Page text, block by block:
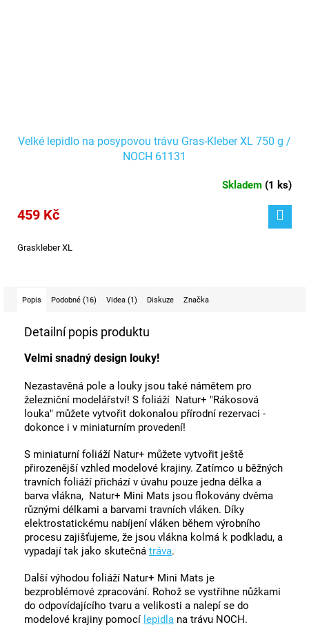
Velké lepidlo na posypovou trávu Gras-Kleber XL 750 g /
NOCH 61131
Skladem (1 ks)
459 Kč
Graskleber XL
Popis Podobné (16) Videa (1) Diskuze Značka
Detailní popis produktu
Velmi snadný design louky!
Nezastavěná pole a louky jsou také námětem pro
železniční modelářství! S foliáží Natur+ "Rákosová
louka" můžete vytvořit dokonalou přírodní rezervaci -
dokonce i v miniaturním provedení!
S miniaturní foliáží Natur+ můžete vytvořit ještě
přirozenější vzhled modelové krajiny. Zatímco u běžných
travních foliáží přichází v úvahu pouze jedna délka a
barva vlákna, Natur+ Mini Mats jsou flokovány dvěma
různými délkami a barvami travních vláken. Díky
elektrostatickému nabíjení vláken během výrobního
procesu zajišťujeme, že jsou vlákna kolmá k podkladu, a
vypadají tak jako skutečná tráva.
Další výhodou foliáží Natur+ Mini Mats je
bezproblémové zpracování. Rohož se vystřihne nůžkami
do odpovídajícího tvaru a velikosti a nalepí se do
modelové krajiny pomocí lepidla na trávu NOCH.